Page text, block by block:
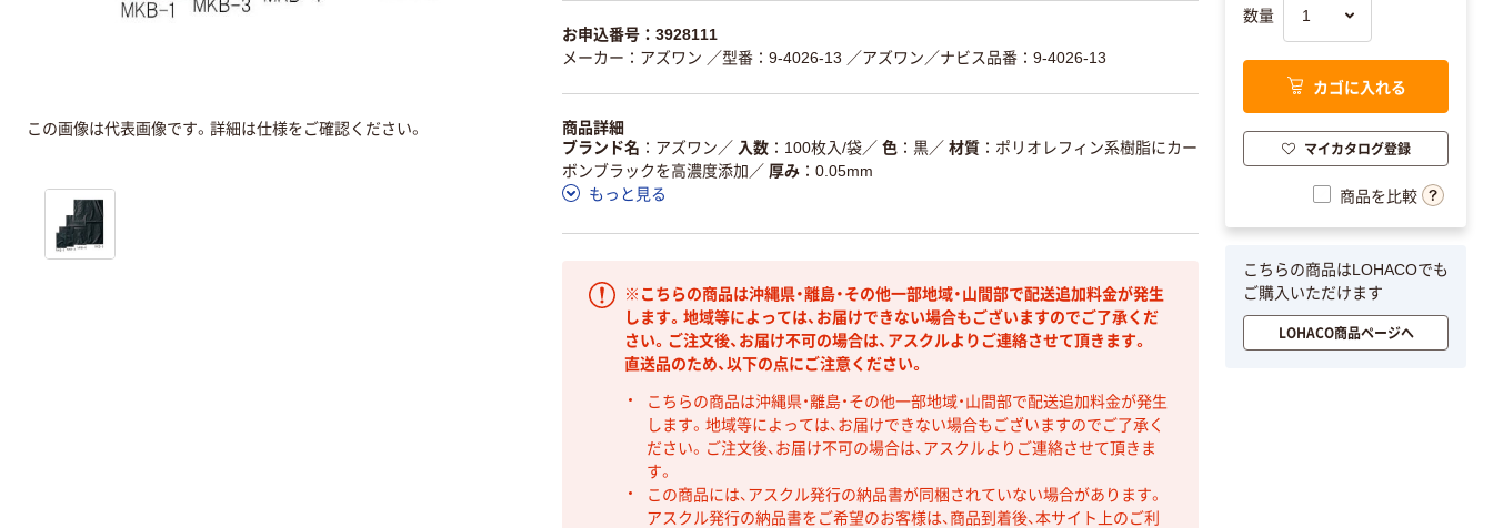
お申込番号：3928111
メーカー：アズワン ／型番：9-4026-13 ／アズワン／ナビス品番：9-4026-13
商品詳細
ブランド名
アズワン ／ 入数 100枚入/袋／ 色 黒／ 材質
ポリオレフィン系樹脂にカー
ボンブラックを高濃度添加 ／ 厚み
0.05mm
もっと見る
※こちらの商品は沖縄県・離島・その他一部地域・山間部で配送追加料金が発生
します。地域等によっては、お届けできない場合もございますのでご了承くだ
さい。ご注文後、お届け不可の場合は、アスクルよりご連絡させて頂きます。
直送品のため、以下の点にご注意ください。
こちらの商品は沖縄県・離島・その他一部地域・山間部で配送追加料金が発生
します。地域等によっては、お届けできない場合もございますのでご了承く
ださい。ご注文後、お届け不可の場合は、アスクルよりご連絡させて頂きま
す。
この商品には、アスクル発行の納品書が同梱されていない場合があります。
アスクル発行の納品書をご希望のお客様は、商品到着後、本サイト上のご利
この画像は代表画像です。詳細は仕様をご確認ください。
数量
カゴに入れる
マイカタログ登録
商品を比較
こちらの商品はLOHACOでも
ご購入いただけます
LOHACO商品ページへ